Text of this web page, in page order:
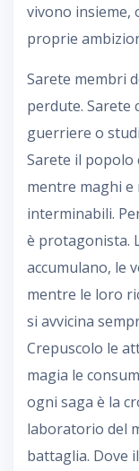
vivono insieme,
proprie
Sarete membri
perdute. Sarete
guerriere o
Sarete il popolo
mentre maghi
interminabili.
è protagonista.
accumulano, le
mentre le loro
si avvicina
Crepuscolo le
magia le
ogni saga è la
laboratorio del
battaglia. Dove